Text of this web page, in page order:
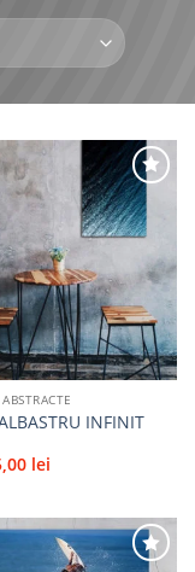
Adaugă
favorite
INFINIT
lei